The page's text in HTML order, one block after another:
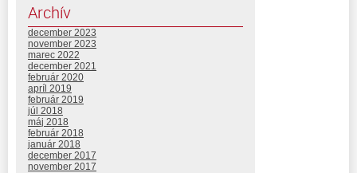
Archív
december 2023
november 2023
marec 2022
december 2021
február 2020
apríl 2019
február 2019
júl 2018
máj 2018
február 2018
január 2018
december 2017
november 2017